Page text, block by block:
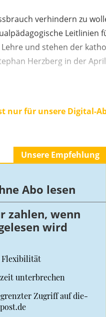
verhindern zu
Leitlinien
und stehen der
Herzberg in der
nur für unsere Digital-
Unsere Empfehlung
Abo lesen
zahlen, wenn
wird
Flexibilität
unterbrechen
Zugriff auf die-